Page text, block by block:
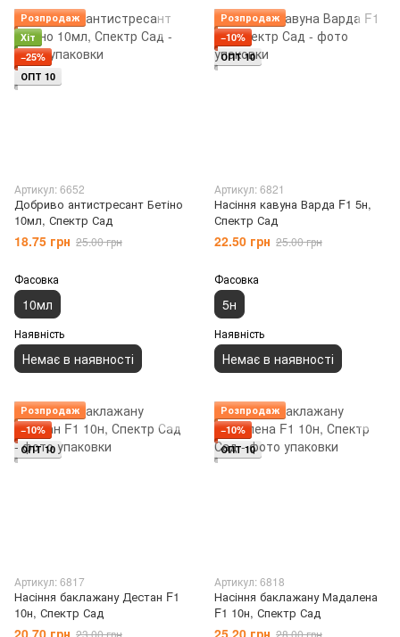
Розпродаж
Хіт
−25%
ОПТ 10
Артикул: 6652
Добриво антистресант Бетіно
10мл, Спектр Сад
18.75 грн 25.00 грн
Фасовка
10мл
Наявність
Немає в наявності
Розпродаж
−10%
ОПТ 10
Артикул: 6821
Насіння кавуна Варда F1 5н,
Спектр Сад
22.50 грн 25.00 грн
Фасовка
5н
Наявність
Немає в наявності
Розпродаж
−10%
ОПТ 10
Артикул: 6817
Насіння баклажану Дестан F1
10н, Спектр Сад
20.70 грн 23.00 грн
Розпродаж
−10%
ОПТ 10
Артикул: 6818
Насіння баклажану Мадалена
F1 10н, Спектр Сад
25.20 грн 28.00 грн